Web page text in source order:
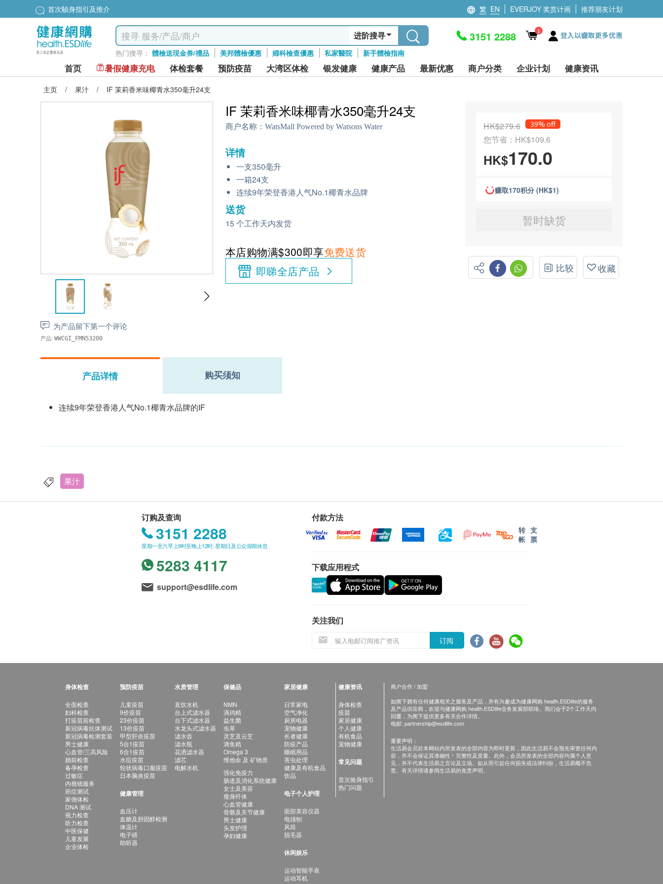
首次驗身指引及推介 繁 EN EVERJOY 奖赏计画 推荐朋友计划
进阶搜寻
热门搜寻： 體檢送現金券/禮品 美邦體檢優惠 婦科檢查優惠 私家醫院 新手體檢指南
3151 2288 1 登入以赚取更多优惠
首页 暑假健康充电 体检套餐 预防疫苗 大湾区体检 银发健康 健康产品 最新优惠 商户分类 企业计划 健康资讯
主页 / 果汁 / IF 茉莉香米味椰青水350毫升24支
为产品留下第一个评论
产品: WWCGI_FMN53200
IF 茉莉香米味椰青水350毫升24支
商户名称： WatsMall Powered by Watsons Water
详情
一支350毫升
一箱24支
连续9年荣登香港人气No.1椰青水品牌
送货
15 个工作天内发货
本店购物满$300即享免费送货
即睇全店产品
HK$279.6 39% off
您节省：HK$109.6
HK$170.0
赚取170积分 (HK$1)
暂时缺货
比较 收藏
产品详情 购买须知
连续9年荣登香港人气No.1椰青水品牌的IF
果汁
订购及查询
3151 2288
星期一至六早上9时至晚上12时; 星期日及公众假期休息
5283 4117
support@esdlife.com
付款方法
转
帐
支
票
下载应用程式
关注我们
订阅
身体检查
全面检查
妇科检查
打疫苗前检查
新冠病毒抗体测试
新冠病毒检测套装
男士健康
心血管/三高风险
婚前检查
备孕检查
过敏症
内视镜服务
癌症测试
家佣体检
DNA 测试
视力检查
听力检查
中医保健
儿童发展
企业体检
预防疫苗
儿童疫苗
9价疫苗
23价疫苗
13价疫苗
甲型肝炎疫苗
5合1疫苗
6合1疫苗
水痘疫苗
轮状病毒口服疫苗
日本脑炎疫苗
健康管理
血压计
血糖及胆固醇检测
体温计
电子磅
助听器
水质管理
直饮水机
台上式滤水器
台下式滤水器
水龙头式滤水器
滤水壶
滤水瓶
花洒滤水器
滤芯
电解水机
保健品
NMN
滴鸡精
益生菌
虫草
灵芝及云芝
滴鱼精
Omega 3
维他命 及 矿物质
强化免疫力
肠道及消化系统健康
女士及美容
瘦身纤体
心血管健康
骨骼及关节健康
男士健康
头发护理
孕妇健康
家居健康
日常家电
空气净化
厨房电器
宠物健康
长者健康
防疫产品
睡眠用品
害虫处理
健康及有机食品
饮品
电子个人护理
面部美容仪器
电须刨
风筒
脱毛器
休闲娱乐
运动智能手表
运动耳机
健康资讯
身体检查
疫苗
家居健康
个人健康
有机食品
宠物健康
常见问题
首次验身指引
热门问题
商户合作 / 加盟
如阁下拥有任何健康相关之服务及产品，并有兴趣成为健康网购 health.ESDlife的服务
及产品供应商，欢迎与健康网购 health.ESDlife业务发展部联络。我们会于2个工作天内
回覆，为阁下提供更多有关合作详情。
电邮: partnership@esdlife.com
重要声明：
生活易会员於本网站内所发表的全部内容为即时更新，因此生活易不会预先审查任何内
容，并不会保证其准确性丶完整性及质量。此外，会员所发表的全部内容均属个人意
见，并不代表生活易之言论及立场。如从而引起任何损失或法律纠纷，生活易概不负
责。有关详情请参阅生活易的免责声明。